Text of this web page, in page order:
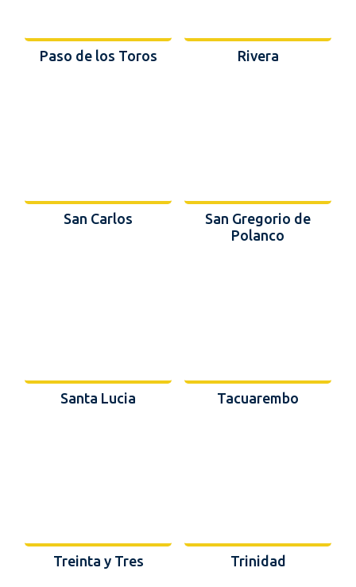
Paso de los Toros Rivera
San Carlos
San Gregorio de
Polanco
Santa Lucia Tacuarembo
Treinta y Tres Trinidad